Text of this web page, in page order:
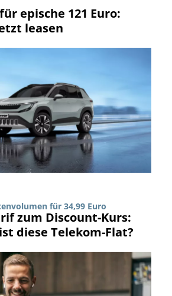
epische 121 Euro:
leasen
für 34,99 Euro
zum Discount-Kurs:
diese Telekom-Flat?